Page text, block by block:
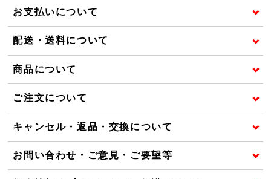
お支払いについて
配送・送料について
商品について
ご注文について
キャンセル・返品・交換について
お問い合わせ・ご意見・ご要望等